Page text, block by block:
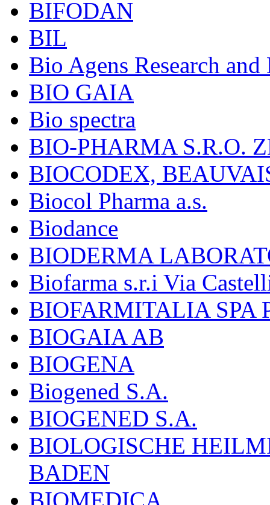
BIFODAN
BIL
Bio Agens Research
BIO GAIA
Bio spectra
BIO-PHARMA S.R.O.
BIOCODEX,
Biocol Pharma a.s.
Biodance
BIODERMA
Biofarma s.r.i Via
BIOFARMITALIA SPA
BIOGAIA AB
BIOGENA
Biogened S.A.
BIOGENED S.A.
BIOLOGISCHE
BADEN